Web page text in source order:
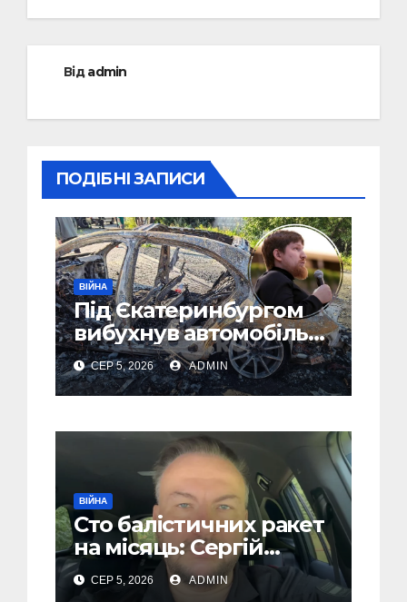
Відadmin
ПОДІБНІ ЗАПИСИ
ВІЙНА
Під Єкатеринбургом
вибухнув автомобіль
голови компанії-
виробника дронів
“Упир” – перші
СЕР 5, 2026 ADMIN
ВІЙНА
Сто балістичних ракет
на місяць: Сергій
“Флеш” закликав
українців готуватися
СЕР 5, 2026 ADMIN